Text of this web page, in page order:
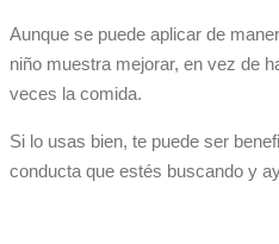
Aunque se puede aplicar de
niño muestra mejorar, en vez de
veces la comida.
Si lo usas bien, te puede ser
conducta que estés buscando y